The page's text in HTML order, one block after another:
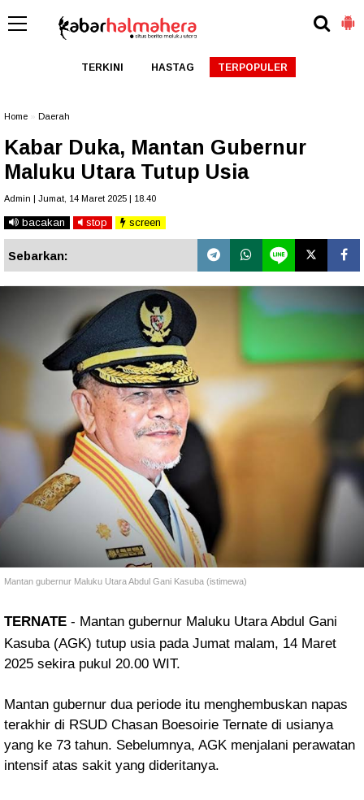
TERKINI HASTAG TERPOPULER
Home Daerah
Kabar Duka, Mantan Gubernur
Maluku Utara Tutup Usia
Admin | Jumat, 14 Maret 2025 | 18.40
bacakan stop screen
Sebarkan:
Mantan gubernur Maluku Utara Abdul Gani Kasuba (istimewa)
TERNATE - Mantan gubernur Maluku Utara Abdul Gani
Kasuba (AGK) tutup usia pada Jumat malam, 14 Maret
2025 sekira pukul 20.00 WIT.
Mantan gubernur dua periode itu menghembuskan napas
terakhir di RSUD Chasan Boesoirie Ternate di usianya
yang ke 73 tahun. Sebelumnya, AGK menjalani perawatan
intensif atas sakit yang dideritanya.